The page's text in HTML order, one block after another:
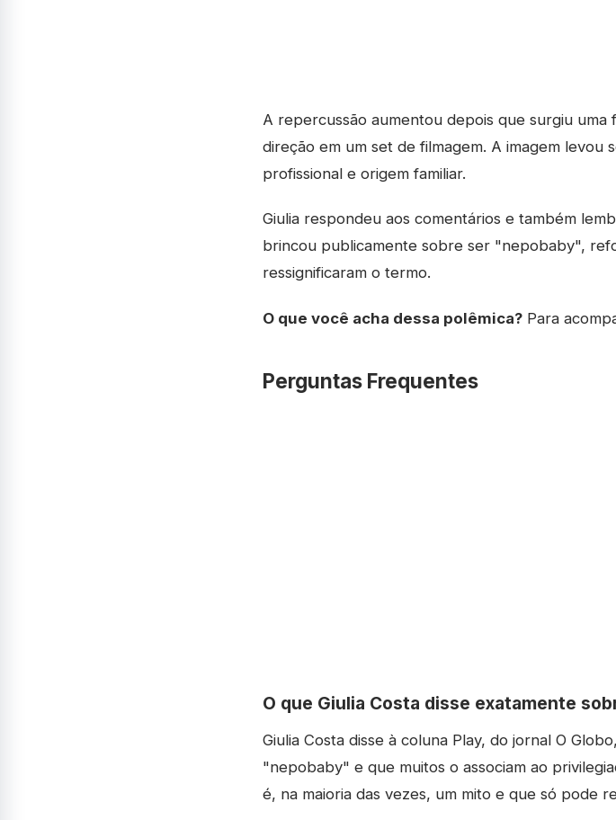
A repercussão aumentou depois que surgiu uma
direção em um set de filmagem. A imagem levou
profissional e origem familiar.
Giulia respondeu aos comentários e também
brincou publicamente sobre ser "nepobaby",
ressignificaram o termo.
O que você acha dessa polêmica? Para
Perguntas Frequentes
O que Giulia Costa disse exatamente
Giulia Costa disse à coluna Play, do jornal O
"nepobaby" e que muitos o associam ao
é, na maioria das vezes, um mito e que só pode